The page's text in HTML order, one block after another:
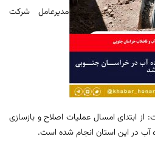
مدیرعامل شرکت
ابتدای امسال عملیات اصلاح و بازسازی
آب در این استان انجام شده است.